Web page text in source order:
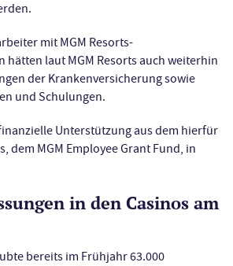
mit MGM Resorts-
hätten laut MGM Resorts auch weiterhin
der Krankenversicherung sowie
und Schulungen.
Unterstützung aus dem hierfür
dem MGM Employee Grant Fund, in
in den Casinos am
bereits im Frühjahr 63.000